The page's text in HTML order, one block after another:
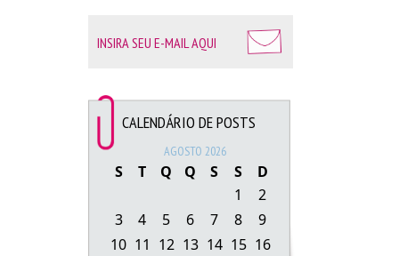
CALENDÁRIO DE POSTS
AGOSTO 2026
S T Q Q S S
D
1
2
3
4 5 6 7 8
9
10 11 12 13 14 15 16